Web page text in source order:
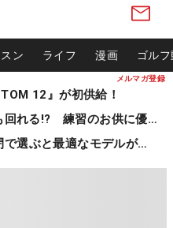
メルマガ登録
ン ライフ 漫画 ゴル
12』が初供給！
憧れのオーガスタも回れる!? 練習のお供に優秀な一品
MOI × フェース開閉で選ぶと最適なモデルが見つかる